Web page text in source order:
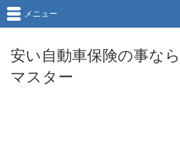
安い自動車保険の事な
マスター
メニュー